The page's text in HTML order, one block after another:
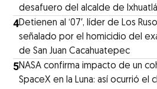
desafuero del alcalde de
4Detienen al ‘07′, líder de Los
señalado por el homicidio del
de San Juan Cacahuatepec
5NASA confirma impacto de un
SpaceX en la Luna: así ocurrió el